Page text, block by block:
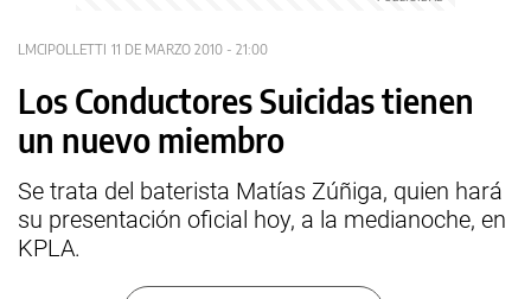
LMCIPOLLETTI 11 DE MARZO 2010 - 21:00
Los Conductores Suicidas tienen
un nuevo miembro
Se trata del baterista Matías Zúñiga, quien hará
su presentación oficial hoy, a la medianoche, en
KPLA.